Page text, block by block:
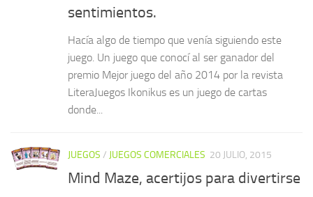
sentimientos.
Hacía algo de tiempo que venía siguiendo este
juego. Un juego que conocí al ser ganador del
premio Mejor juego del año 2014 por la revista
LiteraJuegos Ikonikus es un juego de cartas
donde...
JUEGOS / JUEGOS COMERCIALES 20 JULIO, 2015
Mind Maze, acertijos para divertirse